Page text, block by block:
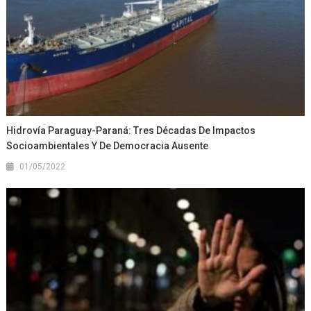
Hidrovía Paraguay-Paraná: Tres Décadas De Impactos
Socioambientales Y De Democracia Ausente
01/05/2022